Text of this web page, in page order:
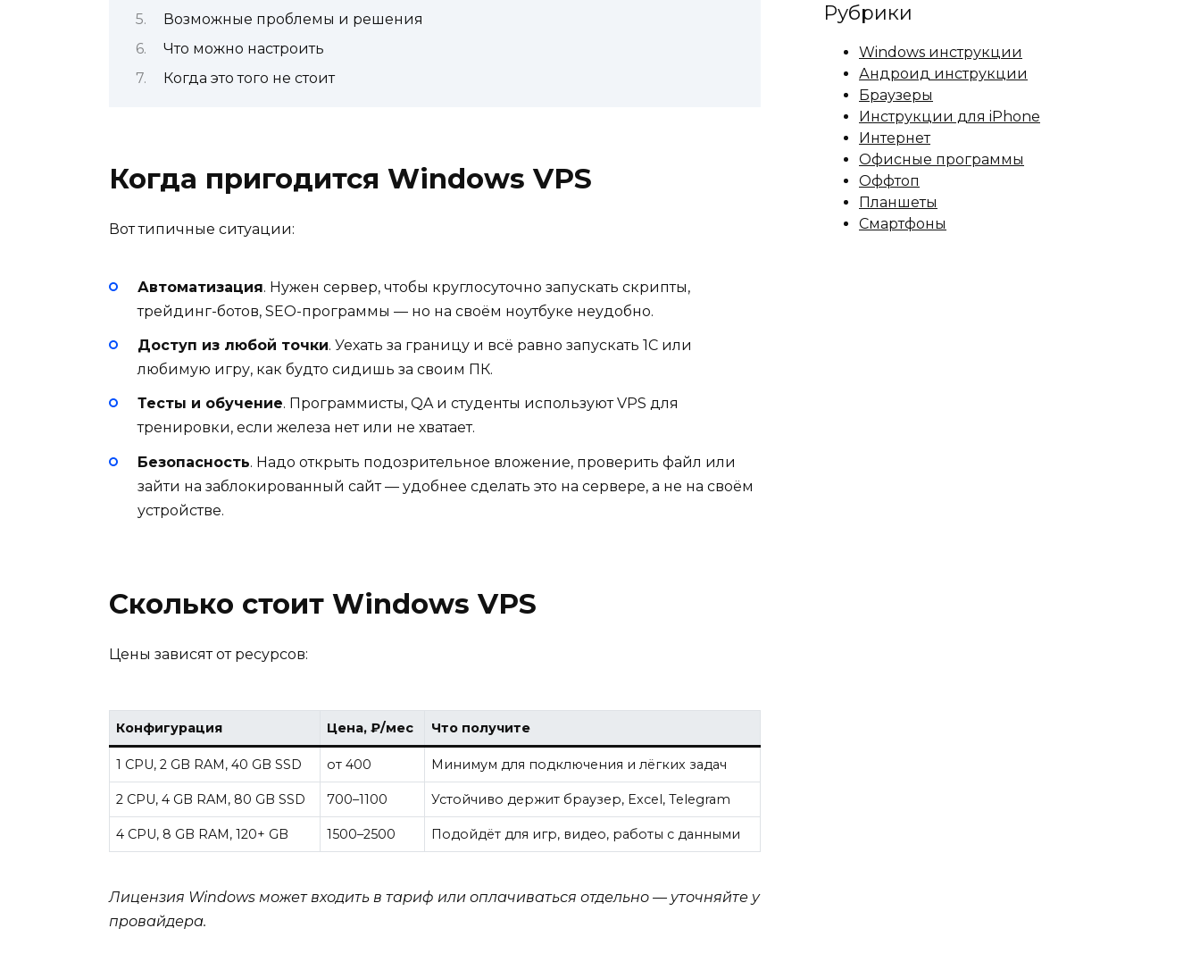
Возможные проблемы и решения
Что можно настроить
Когда это того не стоит
Когда пригодится Windows VPS
Вот типичные ситуации:
Автоматизация. Нужен сервер, чтобы круглосуточно запускать скрипты,
трейдинг-ботов, SEO-программы — но на своём ноутбуке неудобно.
Доступ из любой точки. Уехать за границу и всё равно запускать 1С или
любимую игру, как будто сидишь за своим ПК.
Тесты и обучение. Программисты, QA и студенты используют VPS для
тренировки, если железа нет или не хватает.
Безопасность. Надо открыть подозрительное вложение, проверить файл или
зайти на заблокированный сайт — удобнее сделать это на сервере, а не на своём
устройстве.
Сколько стоит Windows VPS
Цены зависят от ресурсов:
Конфигурация Цена, ₽/мес Что получите
1 CPU, 2 GB RAM, 40 GB SSD от 400 Минимум для подключения и лёгких задач
2 CPU, 4 GB RAM, 80 GB SSD 700–1100 Устойчиво держит браузер, Excel, Telegram
4 CPU, 8 GB RAM, 120+ GB 1500–2500 Подойдёт для игр, видео, работы с данными
Лицензия Windows может входить в тариф или оплачиваться отдельно — уточняйте у
провайдера.
Рубрики
Windows инструкции
Андроид инструкции
Браузеры
Инструкции для iPhone
Интернет
Офисные программы
Оффтоп
Планшеты
Смартфоны